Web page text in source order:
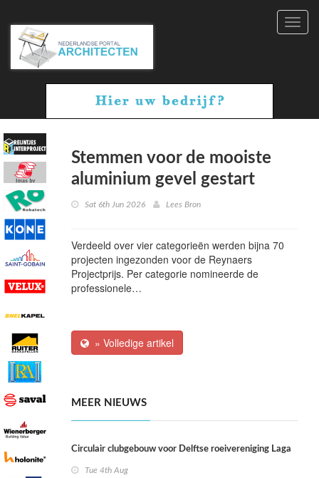
Stemmen voor de mooiste
aluminium gevel gestart
Sat 6th Jun 2026 Lees Bron
Verdeeld over vier categorieën werden bijna 70
projecten ingezonden voor de Reynaers
Projectprijs. Per categorie nomineerde de
professionele…
» Volledige artikel
MEER NIEUWS
Circulair clubgebouw voor Delftse roeivereniging Laga
Tue 4th Aug